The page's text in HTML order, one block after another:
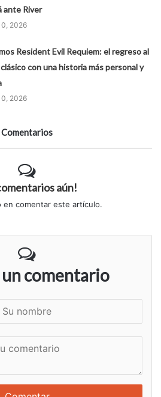
ante River
2026
Resident Evil Requiem: el regreso al
con una historia más personal y
2026
Comentarios
aún!
en comentar este artículo.
un comentario